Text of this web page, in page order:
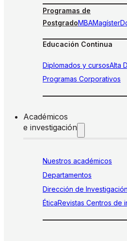
Programas de
PostgradoMBAMagíster
Educación Continua
Diplomados y cursosAlta
Programas Corporativos
Académicos
e investigación
Nuestros académicos
Departamentos
Dirección de Investigación
ÉticaRevistas Centros de